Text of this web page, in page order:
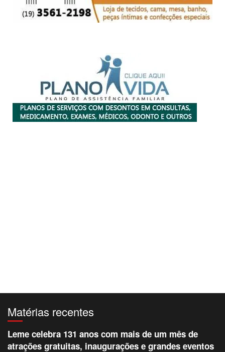
Matérias recentes
Leme celebra 131 anos com mais de um mês de
atrações gratuitas, inaugurações e grandes eventos